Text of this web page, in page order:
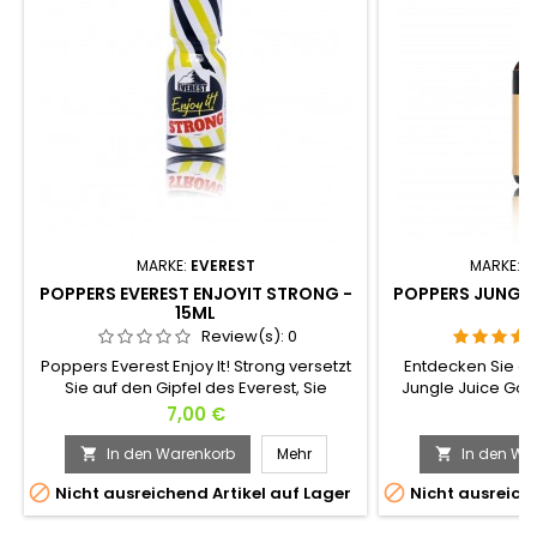
MARKE: EVEREST
POPPERS EVEREST ENJOYIT STRONG -
15ML
Review(s): 0
Poppers Everest Enjoy It! Strong versetzt
Sie auf den Gipfel des Everest, Sie
werden die gleiche Wirkung spüren wie
ein Bergsteiger, Sensationen
garantiert!Wir können die Wirkung auch
mit einem Null-G-Flug vergleichen, Sie
werden in wenigen Sekunden
euphorisch zu gleiten beginnen!Dieser
Preis
7,00 €
 In den Warenkorb Mehr
 Nicht ausreichend Artikel auf Lager
MARKE:
POPPERS
Entdecken Sie
Jungle Juice
Basis von Amyl,
und so weich in
es zu einem
!Schnelle
Sekunden.Auch
 In den
 Nicht